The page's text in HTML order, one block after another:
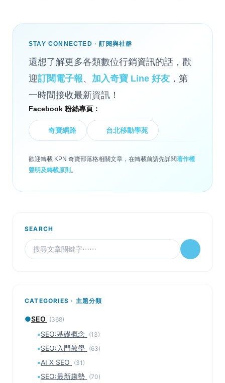
STAY CONNECTED · 訂閱與社群
還想了解更多各類數位行銷資訊的話，歡
迎訂閱電子報、 加入奇寶 Line 好友 ，第
一時間接收最新資訊！
Facebook 粉絲專頁：
奇寶網路 台北移動學苑
歡迎轉載 KPN 奇寶部落格相關文章，在轉載前請先詳閱著作權
聲明及轉載原則 。
SEARCH
CATEGORIES · 主題分類
●SEO (368)
▪SEO:基礎概念 (13)
▪SEO:入門教學 (63)
▪AI X SEO (31)
▪SEO:最新趨勢 (70)